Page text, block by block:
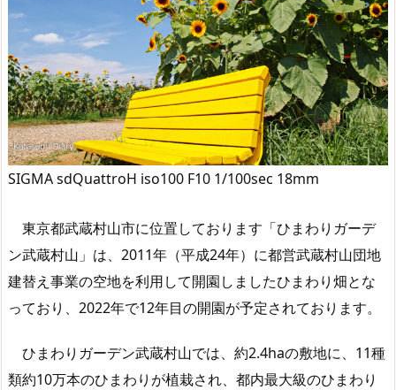
SIGMA sdQuattroH iso100 F10 1/100sec 18mm
東京都武蔵村山市に位置しております「ひまわりガーデ
ン武蔵村山」は、2011年（平成24年）に都営武蔵村山団地
建替え事業の空地を利用して開園しましたひまわり畑とな
っており、2022年で12年目の開園が予定されております。
ひまわりガーデン武蔵村山では、約2.4haの敷地に、11種
類約10万本のひまわりが植栽され、都内最大級のひまわり